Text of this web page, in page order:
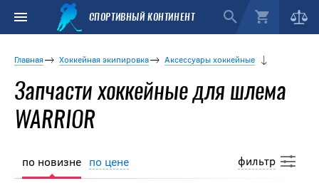
СПОРТИВНЫЙ КОНТИНЕНТ
Главная Хоккейная экипировка Аксессуары хоккейные
Запчасти хоккейные для шлема
WARRIOR
фильтр
по новизне по цене